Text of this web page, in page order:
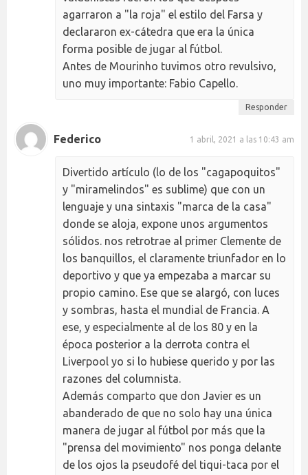
agarraron a "la roja" el estilo del Farsa y
declararon ex-cátedra que era la única
forma posible de jugar al fútbol.
Antes de Mourinho tuvimos otro revulsivo,
uno muy importante: Fabio Capello.
Responder
Federico 1 abril, 2021 a las 10:43 am
Divertido artículo (lo de los "cagapoquitos"
y "miramelindos" es sublime) que con un
lenguaje y una sintaxis "marca de la casa"
donde se aloja, expone unos argumentos
sólidos. nos retrotrae al primer Clemente de
los banquillos, el claramente triunfador en lo
deportivo y que ya empezaba a marcar su
propio camino. Ese que se alargó, con luces
y sombras, hasta el mundial de Francia. A
ese, y especialmente al de los 80 y en la
época posterior a la derrota contra el
Liverpool yo si lo hubiese querido y por las
razones del columnista.
Además comparto que don Javier es un
abanderado de que no solo hay una única
manera de jugar al fútbol por más que la
"prensa del movimiento" nos ponga delante
de los ojos la pseudofé del tiqui-taca por el